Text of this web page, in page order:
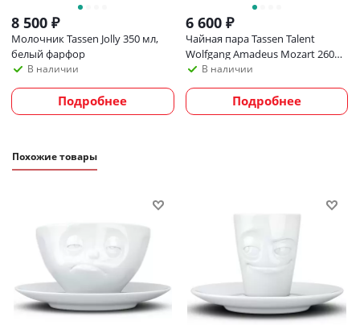
8 500 ₽
Молочник Tassen Jolly 350 мл,
белый фарфор
В наличии
Подробнее
6 600₽
Чайная пара Tassen Talent
Wolfgang Amadeus Mozart 260
мл, белая
В наличии
Подробнее
Похожие товары